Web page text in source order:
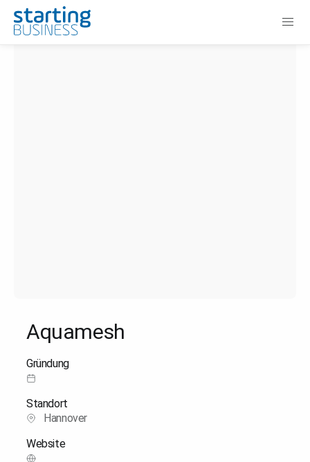
Aquamesh
Gründung
Standort
Hannover
Website